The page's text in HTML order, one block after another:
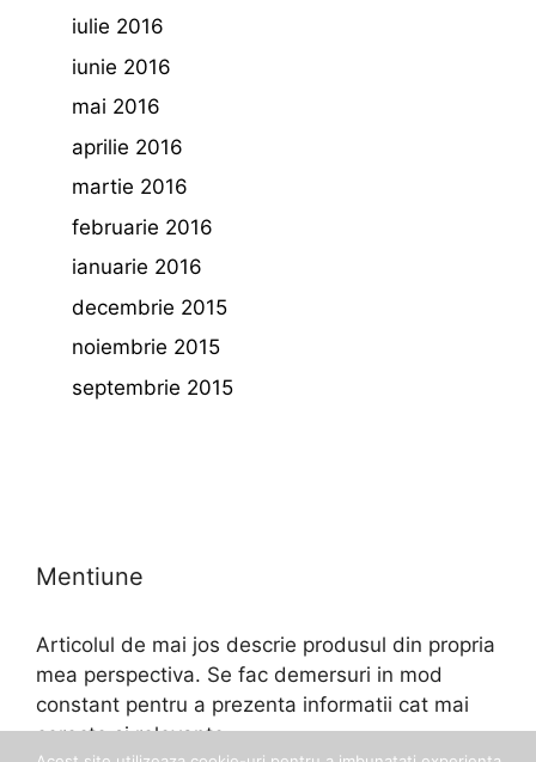
iulie 2016
iunie 2016
mai 2016
aprilie 2016
martie 2016
februarie 2016
ianuarie 2016
decembrie 2015
noiembrie 2015
septembrie 2015
Mentiune
Articolul de mai jos descrie produsul din propria
mea perspectiva. Se fac demersuri in mod
constant pentru a prezenta informatii cat mai
corecte si relevante.